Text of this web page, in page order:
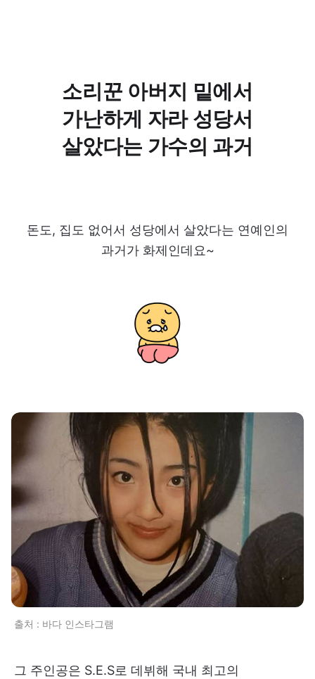
소리꾼 아버지 밑에서
가난하게 자라 성당서
살았다는 가수의 과거
돈도, 집도 없어서 성당에서 살았다는 연예인의
과거가 화제인데요~
출처 : 바다 인스타그램
그 주인공은 S.E.S로 데뷔해 국내 최고의